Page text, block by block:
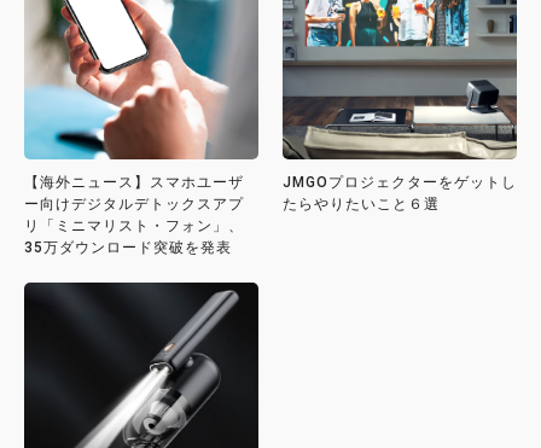
【海外ニュース】スマホユーザ
ー向けデジタルデトックスアプ
リ「ミニマリスト・フォン」、
35万ダウンロード突破を発表
JMGOプロジェクターをゲットし
たらやりたいこと６選